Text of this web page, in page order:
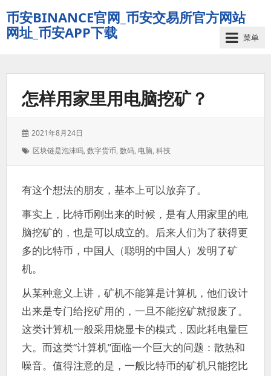
币安BINANCE官网_币安交易所官方网站
网址_币安APP下载
菜单
怎样用家里用电脑挖矿？
发
于：
2021年8月24日
标
区块链是泡沫吗,数字货币,数码, 电脑,科技
有这个想法的朋友，基本上可以放弃了。
事实上，比特币刚出来的时候，是有人用家里的电
脑挖矿的，也是可以成立的。后来人们为了获得更
多的比特币，中国人（聪明的中国人）发明了矿
机。
从某种意义上讲，矿机不能算是计算机，他们设计
出来是专门给挖矿用的，一旦不能挖矿就报废了。
这类计算机一般采用烧显卡的模式，因此耗电量巨
大。而这类“计算机”面临一个巨大的问题：散热和
噪音。值得注意的是，一般比特币的矿机只能挖比